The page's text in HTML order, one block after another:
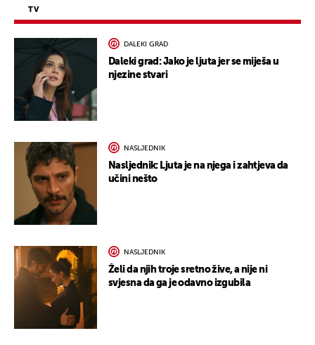
TV
DALEKI GRAD
Daleki grad: Jako je ljuta jer se miješa u
njezine stvari
NASLJEDNIK
Nasljednik: Ljuta je na njega i zahtjeva da
učini nešto
NASLJEDNIK
Želi da njih troje sretno žive, a nije ni
svjesna da ga je odavno izgubila